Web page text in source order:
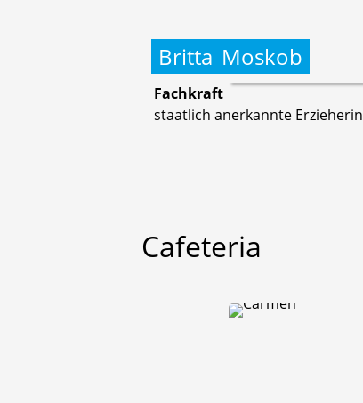
Britta Moskob
Fachkraft
staatlich anerkannte Erzieherin
Cafeteria